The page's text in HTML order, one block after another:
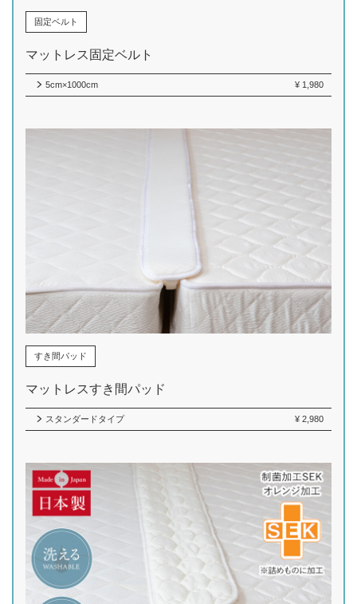
固定ベルト
マットレス固定ベルト
5cm×1000cm ¥ 1,980
すき間パッド
マットレスすき間パッド
スタンダードタイプ ¥ 2,980